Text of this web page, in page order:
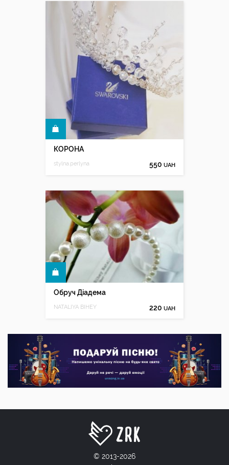
КОРОНА
stylna.perlyna 550 UAH
Обруч Діадема
NATALIYA BIHEY 220 UAH
© 2013-2026